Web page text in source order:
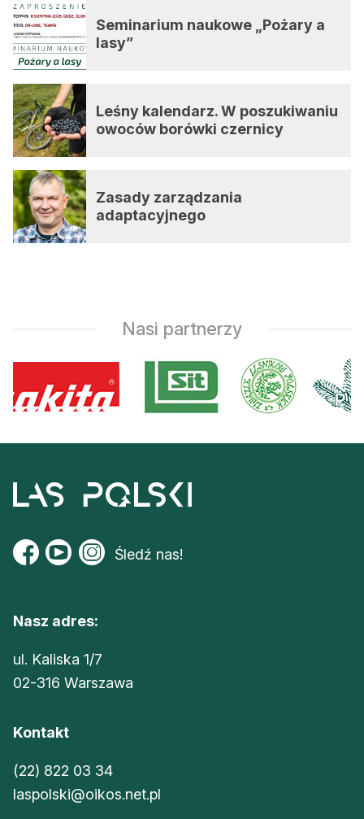
Seminarium naukowe „Pożary a
lasy”
Leśny kalendarz. W poszukiwaniu
owoców borówki czernicy
Zasady zarządzania
adaptacyjnego
Nasi partnerzy
Śledź nas!
Nasz adres:
ul. Kaliska 1/7
02-316 Warszawa
Kontakt
(22) 822 03 34
laspolski@oikos.net.pl